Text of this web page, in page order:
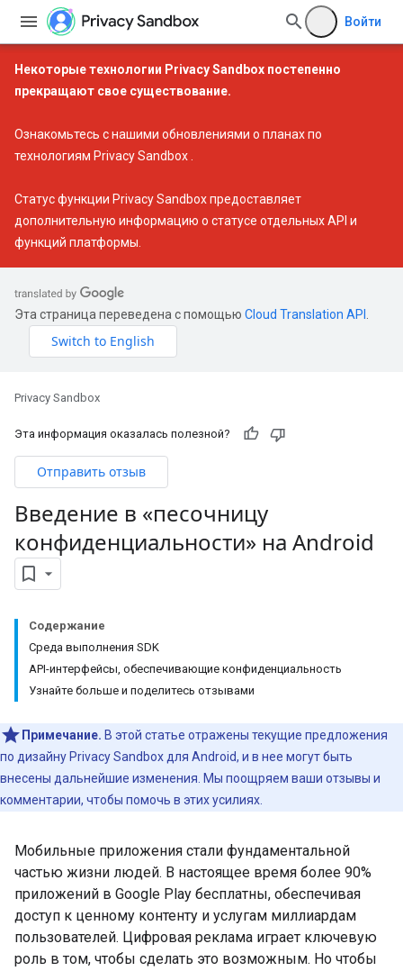
Войти
Некоторые технологии Privacy Sandbox постепенно
прекращают свое существование.
Ознакомьтесь с нашими обновлениями о планах по
технологиям Privacy Sandbox
Статус функции Privacy Sandboxпредоставляет
дополнительную информацию о статусе отдельных API и
функций платформы.
Эта страница переведена с помощью Cloud Translation API
Privacy Sandbox
Эта информация оказалась полезной?
Отправить отзыв
Введение в «песочницу
конфиденциальности» на Android
Содержание
Среда выполнения SDK
API-интерфейсы обеспечивающие конфиденциальность
Узнайте больше и поделитесь отзывами
Примечание. В этой статье отражены текущие предложения
по дизайну Privacy Sandbox для Android, и в нее могут быть
внесены дальнейшие изменения. Мы поощряем ваши отзывы и
комментарии, чтобы помочь в этих усилиях.
Мобильные приложения стали фундаментальной
частью жизни людей. В настоящее время более 90%
приложений в Google Play бесплатны, обеспечивая
доступ к ценному контенту и услугам миллиардам
пользователей. Цифровая реклама играет ключевую
роль в том, чтобы сделать это возможным. Но чтобы